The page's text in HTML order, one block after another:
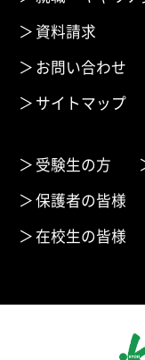
資料請求
お問い合わせ
サイトマップ
受験生の方
保護者の皆様
在校生の皆様